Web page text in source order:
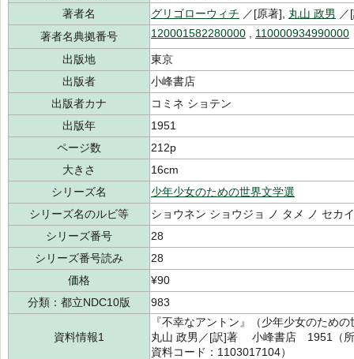
著者名
グリゴローウィチ ／[原著], 丸山 政男 ／
著者名典拠番号
120001582280000 110000934990000
出版地
東京
出版者
小峰書店
出版者カナ
コミネ ショテン
出版年
1951
ページ数
212p
大きさ
16cm
シリーズ名
少年少女のための世界文学選
シリーズ名のルビ等
ショウネン ショウジョ ノ タメ ノ セカ
シリーズ番号
28
シリーズ番号読み
28
価格
¥90
分類：都立NDC10版
983
資料情報1
『不幸なアントン』（少年少女のため
丸山 政男／[訳]著 小峰書店 1951（
資料コード：1103017104）